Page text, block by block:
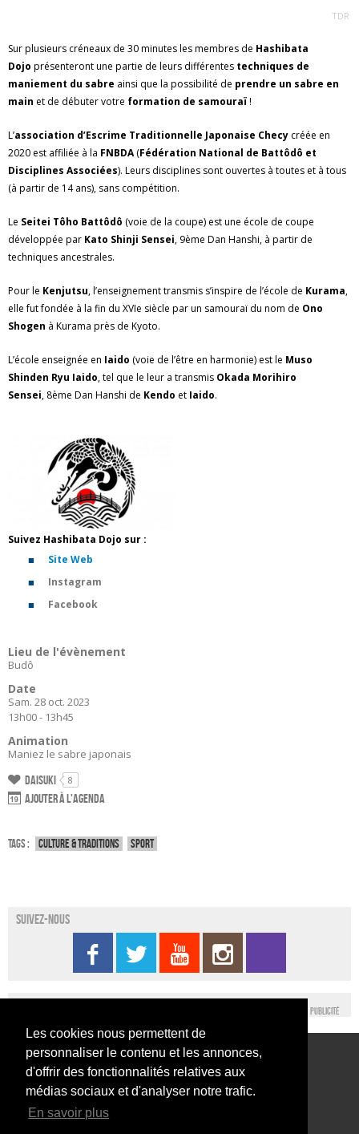
Les cookies nous permettent de
personnaliser le contenu et les annonces,
d'offrir des fonctionnalités relatives aux
médias sociaux et d'analyser notre trafic.
En savoir plus
TDR
Sur plusieurs créneaux de 30 minutes les membres de Hashibata
Dojo présenteront une partie de leurs différentes techniques de
maniement du sabre ainsi que la possibilité de prendre un sabre en
main et de débuter votre formation de samouraï!
L’association d’Escrime Traditionnelle Japonaise Checy créée en
2020 est affiliée à la FNBDA(Fédération National de Battôdô et
Disciplines Associées). Leurs disciplines sont ouvertes à toutes et à tous
(à partir de 14 ans), sans compétition.
Le Seitei Tôho Battôdô (voie de la coupe) est une école de coupe
développée par Kato Shinji Sensei, 9ème Dan Hanshi, à partir de
techniques ancestrales.
Pour le Kenjutsu, l’enseignement transmis s’inspire de l’école de Kurama,
elle fut fondée à la fin du XVIe siècle par un samouraï du nom de Ono
Shogen à Kurama près de Kyoto.
L’école enseignée en Iaido (voie de l’être en harmonie) est le Muso
Shinden Ryu Iaido, tel que le leur a transmis Okada Morihiro
Sensei, 8ème Dan Hanshi de Kendo et Iaido.
Suivez Hashibata Dojo sur :
Site Web
Instagram
Facebook
Lieu de l'évènement
Budô
Date
Sam. 28 oct. 2023
13h00 - 13h45
Animation
Maniez le sabre japonais
Daisuki 8
Ajouter à l'agenda
Tags : Culture & traditions Sport
Suivez-nous
Publicité
Conditions générales d’utilisation
Nous contacter
Conditions générales de vente
Mentions légales